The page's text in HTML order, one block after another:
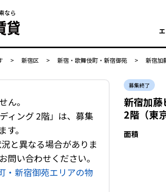
なら
> 新宿区 > 新宿・歌舞伎町・新宿御苑 > 新宿加
ん。
ィング 2階」は、募集
す。
と異なる場合がありま
問い合わせください。
・新宿御苑エリアの物
募集終了
新宿加藤
2階（東
面積